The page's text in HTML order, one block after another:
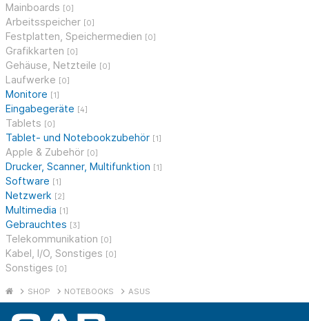
Mainboards [0]
Arbeitsspeicher [0]
Festplatten, Speichermedien [0]
Grafikkarten [0]
Gehäuse, Netzteile [0]
Laufwerke [0]
Monitore [1]
Eingabegeräte [4]
Tablets [0]
Tablet- und Notebookzubehör [1]
Apple & Zubehör [0]
Drucker, Scanner, Multifunktion [1]
Software [1]
Netzwerk [2]
Multimedia [1]
Gebrauchtes [3]
Telekommunikation [0]
Kabel, I/O, Sonstiges [0]
Sonstiges [0]
SHOP NOTEBOOKS ASUS